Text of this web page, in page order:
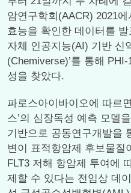
암연구학회(AACR) 2021
효능을 확인한 데이터를
자체 인공지능(AI) 기반 신
(Chemiverse)’를 통해
성을 찾았다.
파로스아이바이오에 따르
스’의 심장독성 예측 모델
기반으로 공동연구개발을
변이 표적항암제 후보물질
FLT3 저해 항암제 투여에
제할 수 있다는 전임상 데